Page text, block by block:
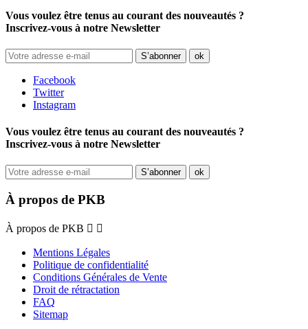
Vous voulez être tenus au courant des nouveautés ?
Inscrivez-vous à notre Newsletter
Facebook
Twitter
Instagram
Vous voulez être tenus au courant des nouveautés ?
Inscrivez-vous à notre Newsletter
À propos de PKB
À propos de PKB  
Mentions Légales
Politique de confidentialité
Conditions Générales de Vente
Droit de rétractation
FAQ
Sitemap